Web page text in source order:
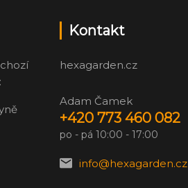
Kontakt
hexagarden.cz
Adam Čamek
+420 773 460 082
po - pá 10:00 - 17:00
info@hexagarden.cz